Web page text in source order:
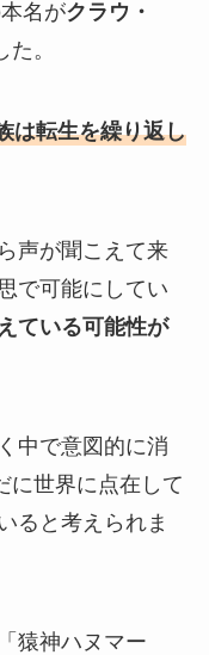
名がクラウ・
。
は転生を繰り返し
声が聞こえて来
で可能にしてい
ている可能性が
中で意図的に消
に世界に点在して
ると考えられま
猿神ハヌマー